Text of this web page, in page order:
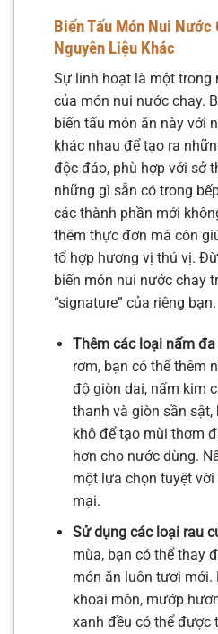
Biến Tấu Món Nui Nước
Nguyên Liệu Khác
Sự linh hoạt là một trong
của món nui nước chay.
biến tấu món ăn này với
khác nhau để tạo ra
độc đáo, phù hợp với sở
những gì sẵn có trong
các thành phần mới
thêm thực đơn mà còn
tổ hợp hương vị thú vị.
biến món nui nước chay
“signature” của riêng bạn.
Thêm các loại nấm
rơm, bạn có thể thêm
độ giòn dai, nấm kim
thanh và giòn sần
khô để tạo mùi thơm
hơn cho nước dùng.
một lựa chọn tuyệt
mại.
Sử dụng các loại rau
mùa, bạn có thể thay
món ăn luôn tươi mới.
khoai môn, mướp
xanh đều có thể được